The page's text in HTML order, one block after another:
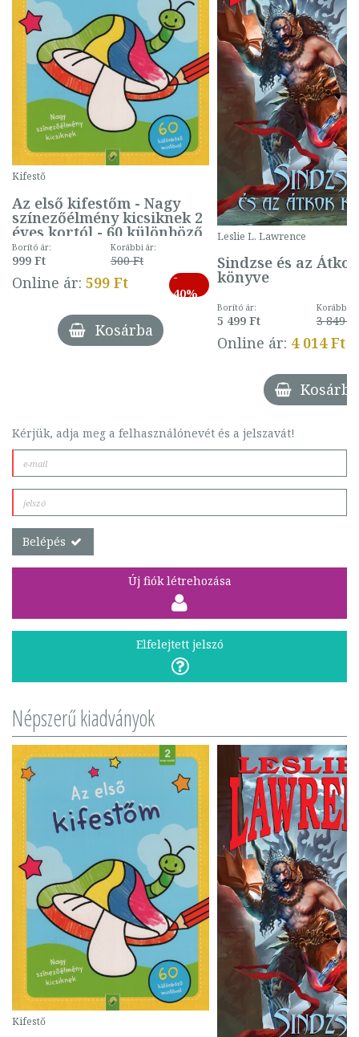
Kifestő
Az első kifestőm - Nagy
színezőélmény kicsiknek 2
éves kortól - 60 különböző
mintával (gombás)
Borító ár:
999 Ft
Korábbi ár:
500 Ft
Online ár: 599 Ft
-
40%
Kosárba
Leslie L. Lawrence
Sindzse és az Átkok
könyve
Borító ár:
5 499 Ft
Korábbi
3 849 Ft
Online ár: 4 014 Ft
Kosárba
Kérjük, adja meg a felhasználónevét és a jelszavát!
Belépés
Új fiók létrehozása
Elfelejtett jelszó
Népszerű kiadványok
Kifestő